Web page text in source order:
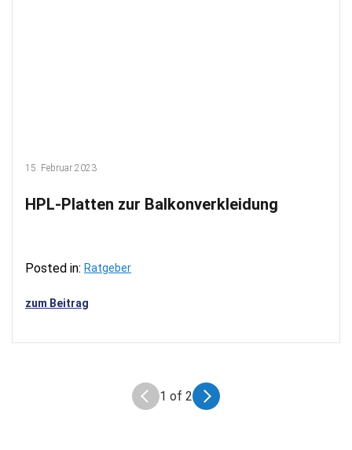
15. Februar 2023
HPL-Platten zur Balkonverkleidung
Posted in: Ratgeber
zum Beitrag
1 of 2